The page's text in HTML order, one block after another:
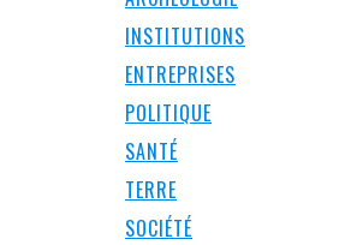
INSTITUTIONS
ENTREPRISES
POLITIQUE
SANTÉ
TERRE
SOCIÉTÉ